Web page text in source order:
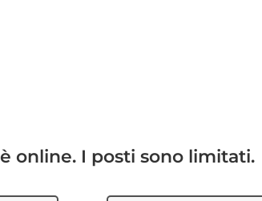
è online. I posti sono limitati.